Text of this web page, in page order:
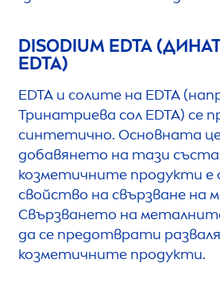
DISODIUM EDTA
EDTA)
EDTA и солите на EDTA
Тринатриева сол EDTA) се
синтетично. Основната
добавянето на тази
козметичните продукти
свойство на свързване на
Свързването на
да се предотврати
козметичните продукти.